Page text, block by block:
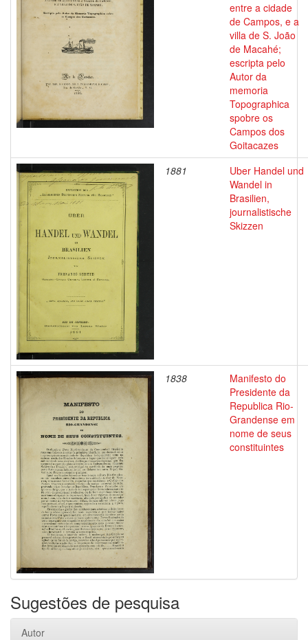
entre a cidade
de Campos, e a
villa de S. João
de Macahé;
escripta pelo
Autor da
memoria
Topographica
spobre os
Campos dos
Goitacazes
1881
Uber Handel und
Wandel in
Brasilien,
journalistische
Skizzen
1838
Manifesto do
Presidente da
Republica Rio-
Grandense em
nome de seus
constituintes
Sugestões de pesquisa
Autor